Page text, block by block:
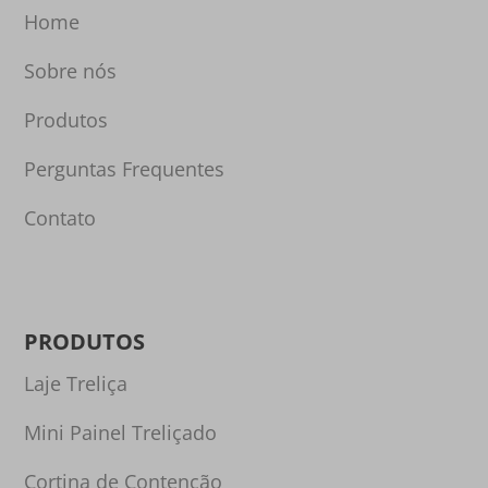
Home
Sobre nós
Produtos
Perguntas Frequentes
Contato
PRODUTOS
Laje Treliça
Mini Painel Treliçado
Cortina de Contenção